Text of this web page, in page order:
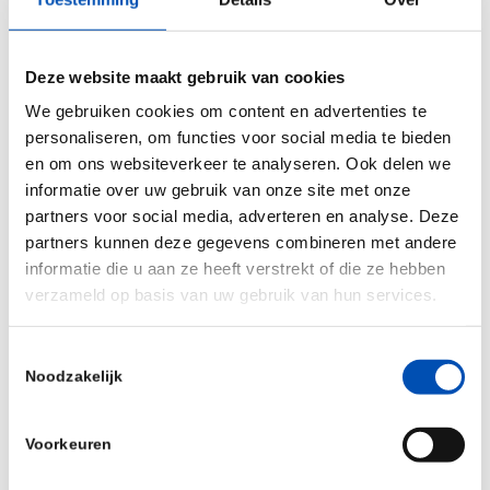
Deze website maakt gebruik van cookies
We gebruiken cookies om content en advertenties te
personaliseren, om functies voor social media te bieden
en om ons websiteverkeer te analyseren. Ook delen we
informatie over uw gebruik van onze site met onze
partners voor social media, adverteren en analyse. Deze
partners kunnen deze gegevens combineren met andere
informatie die u aan ze heeft verstrekt of die ze hebben
verzameld op basis van uw gebruik van hun services.
Noodzakelijk
Voorkeuren
uiteenlopende redenen aan dat zij meer keuze
ongecontroleerde aanbieders uit het
coffeeshopcircuit ofniet altijd ongevaarlijke
zelfkweek. Toch is dat al jarenlang staande
praktijk, ondanks herhaaldelijke oproepen vanuit
deTweede Kameren uitspraken vanrechters.
Hoognodige wetswijziging vindt plaats na de
zomer
Trimbos dringt aan op verandering:
toegankelijkheid te verbeteren en de zorg beter te